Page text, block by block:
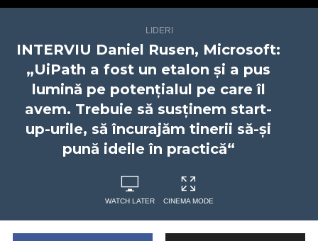
LIDERI
INTERVIU Daniel Rusen, Microsoft:
„UiPath a fost un etalon și a pus
lumină pe potențialul pe care îl
avem. Trebuie să susținem start-
up-urile, să încurajăm tinerii să-și
pună ideile în practică“
WATCH LATER CINEMA MODE